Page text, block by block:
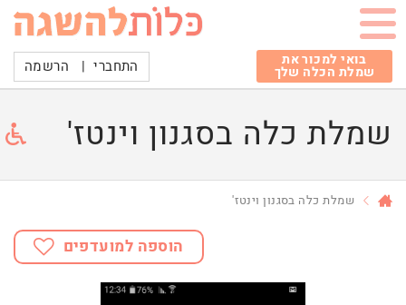
בואי למכור את
שמלת הכלה שלך התחברי | הרשמה
שמלת כלה בסגנון וינטז'
שמלת כלה בסגנון וינטז'
הוספה למועדפים